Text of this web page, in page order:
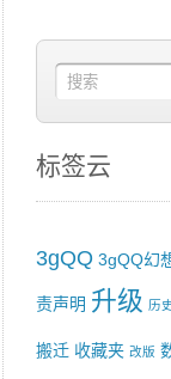
标签云
3gQQ 3gQQ幻
责声明 升级 历
搬迁 收藏夹 改版